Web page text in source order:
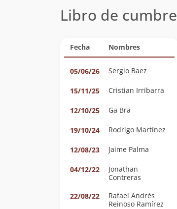
Libro de cumbre
Fecha Nombres
05/06/26 Sergio Baez
15/11/25 Cristian Irribarra
12/10/25 Ga Bra
19/10/24 Rodrigo Martínez
12/08/23 Jaime Palma
04/12/22
Jonathan
Contreras
22/08/22
Rafael Andrés
Reinoso Ramírez